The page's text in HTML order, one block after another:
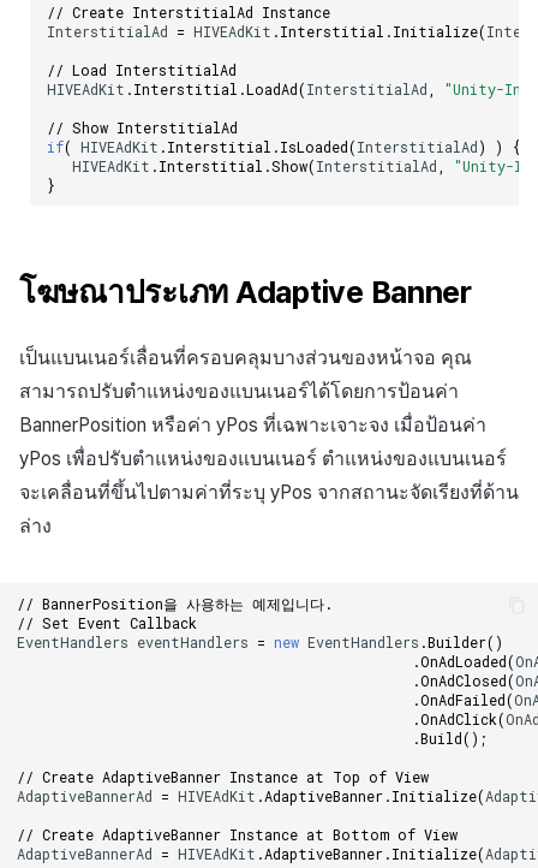
// Create InterstitialAd
InterstitialAd = HIVEAdKit .Interstitial .Initialize(
// Load InterstitialAd
HIVEAdKit .Interstitial .LoadAd(InterstitialAd
"Unity-
// Show InterstitialAd
if( HIVEAdKit .Interstitial .IsLoaded(InterstitialAd) )
{
HIVEAdKit .Interstitial .Show(InterstitialAd
"Unity-
}
โฆษณาประเภท Adaptive Banner
เป็นแบนเนอร์เลื่อนที่ครอบคลุมบางส่วนของหน้าจอ คุณ
สามารถปรับตำแหน่งของแบนเนอร์ได้โดยการป้อนค่า
BannerPosition หรือค่า yPos ที่เฉพาะเจาะจง เมื่อป้อนค่า
yPos เพื่อปรับตำแหน่งของแบนเนอร์ ตำแหน่งของแบนเนอร์
จะเคลื่อนที่ขึ้นไปตามค่าที่ระบุ yPos จากสถานะจัดเรียงที่ด้าน
ล่าง
// BannerPosition을 사용하는 예제입니다.
// Set Event Callback
EventHandlers eventHandlers = new EventHandlers .Builder()
.OnAdLoaded(
.OnAdClosed(
.OnAdFailed(
.OnAdClick(
.Build();
// Create AdaptiveBanner Instance at Top of View
AdaptiveBannerAd = HIVEAdKit .AdaptiveBanner.Initialize(
// Create AdaptiveBanner Instance at Bottom of View
AdaptiveBannerAd = HIVEAdKit .AdaptiveBanner.Initialize(